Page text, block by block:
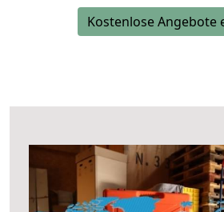
Kostenlose Angebote